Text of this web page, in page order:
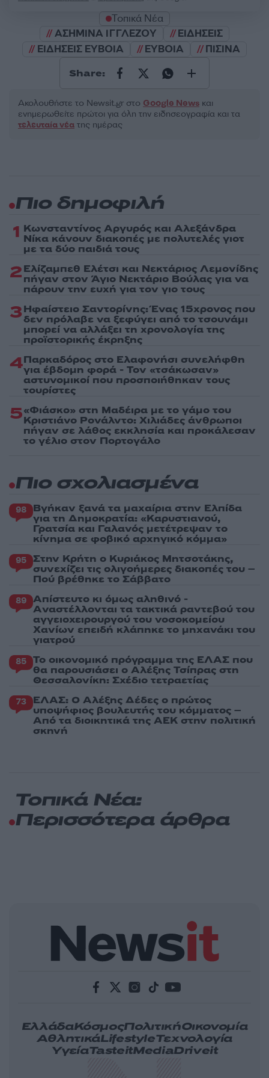
Τοπικά Νέα
ΑΣΗΜΙΝΑ ΙΓΓΛΕΖΟΥ
ΕΙΔΗΣΕΙΣ
ΕΙΔΗΣΕΙΣ ΕΥΒΟΙΑ
ΕΥΒΟΙΑ ΠΙΣΙΝΑ
Share:
Ακολουθήστε το Νewsit.gr στο Google News και
ενημερωθείτε πρώτοι για όλη την ειδησεογραφία και τα
τελευταία νέα της ημέρας
Πιο δημοφιλή
1 Κωνσταντίνος Αργυρός και Αλεξάνδρα
Νίκα κάνουν διακοπές με πολυτελές γιοτ
με τα δύο παιδιά τους
2Ελίζαμπεθ Ελέτσι και Νεκτάριος Λεμονίδης
πήγαν στον Άγιο Νεκτάριο Βούλας για να
πάρουν την ευχή για τον γιο τους
3Ηφαίστειο Σαντορίνης: Ένας 15χρονος που
δεν πρόλαβε να ξεφύγει από το τσουνάμι
μπορεί να αλλάξει τη χρονολογία της
προϊστορικής έκρηξης
4Παρκαδόρος στο Ελαφονήσι συνελήφθη
για έβδομη φορά - Τον «τσάκωσαν»
αστυνομικοί που προσποιήθηκαν τους
τουρίστες
5«Φιάσκο» στη Μαδέιρα με το γάμο του
Κριστιάνο Ρονάλντο: Χιλιάδες άνθρωποι
πήγαν σε λάθος εκκλησία και προκάλεσαν
το γέλιο στον Πορτογάλο
Πιο σχολιασμένα
98 Βγήκαν ξανά τα μαχαίρια στην Ελπίδα
για τη Δημοκρατία: «Καρυστιανού,
Γρατσία και Γαλανός μετέτρεψαν το
κίνημα σε φοβικό αρχηγικό κόμμα»
95 Στην Κρήτη ο Κυριάκος Μητσοτάκης,
συνεχίζει τις ολιγοήμερες διακοπές του –
Πού βρέθηκε το Σάββατο
89 Απίστευτο κι όμως αληθινό -
Aναστέλλονται τα τακτικά ραντεβού του
αγγειοχειρουργού του νοσοκομείου
Χανίων επειδή κλάπηκε το μηχανάκι του
γιατρού
85 Το οικονομικό πρόγραμμα της ΕΛΑΣ που
θα παρουσιάσει ο Αλέξης Τσίπρας στη
Θεσσαλονίκη: Σχέδιο τετραετίας
73 ΕΛΑΣ: Ο Αλέξης Δέδες ο πρώτος
υποψήφιος βουλευτής του κόμματος –
Από τα διοικητικά της ΑΕΚ στην πολιτική
σκηνή
Τοπικά Νέα:
Περισσότερα άρθρα
ΕλλάδαΚόσμοςΠολιτικήΟικονομία
ΑθλητικάLifestyleΤεχνολογία
ΥγείαTasteitMediaDriveit